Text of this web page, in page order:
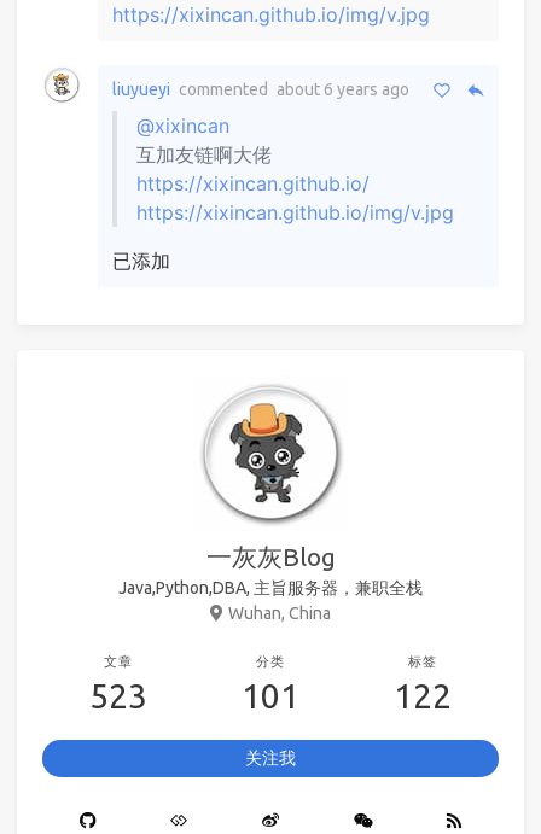
https://xixincan.github.io/img/v.jpg
liuyueyi commented about 6 years ago
@xixincan
互加友链啊大佬
https://xixincan.github.io/
https://xixincan.github.io/img/v.jpg
已添加
一灰灰Blog
Java,Python,DBA, 主旨服务器，兼职全栈
Wuhan, China
文章
523
分类
101
标签
122
关注我